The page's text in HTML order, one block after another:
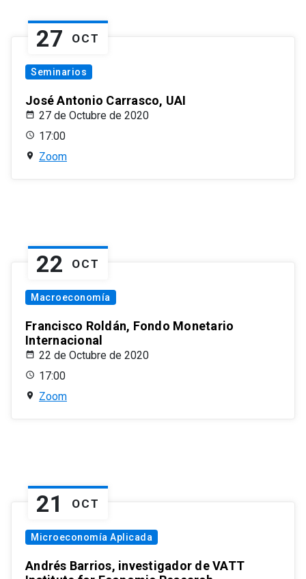
27 OCT
Seminarios
José Antonio Carrasco, UAI
27 de Octubre de 2020
17:00
Zoom
22 OCT
Macroeconomía
Francisco Roldán, Fondo Monetario
Internacional
22 de Octubre de 2020
17:00
Zoom
21 OCT
Microeconomía Aplicada
Andrés Barrios, investigador de VATT